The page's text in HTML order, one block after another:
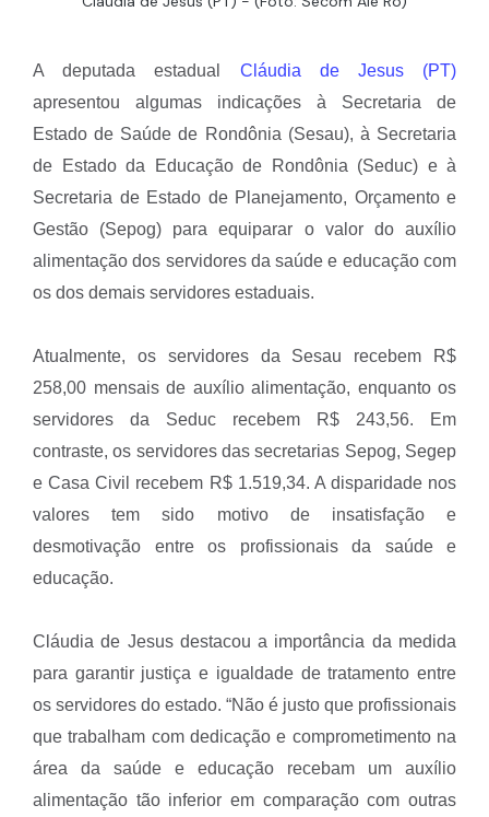
A deputada estadual Cláudia de Jesus (PT)
apresentou algumas indicações à Secretaria de
Estado de Saúde de Rondônia (Sesau), à Secretaria
de Estado da Educação de Rondônia (Seduc) e à
Secretaria de Estado de Planejamento, Orçamento e
Gestão (Sepog) para equiparar o valor do auxílio
alimentação dos servidores da saúde e educação com
os dos demais servidores estaduais.
Atualmente, os servidores da Sesau recebem R$
258,00 mensais de auxílio alimentação, enquanto os
servidores da Seduc recebem R$ 243,56. Em
contraste, os servidores das secretarias Sepog, Segep
e Casa Civil recebem R$ 1.519,34. A disparidade nos
valores tem sido motivo de insatisfação e
desmotivação entre os profissionais da saúde e
educação.
Cláudia de Jesus destacou a importância da medida
para garantir justiça e igualdade de tratamento entre
os servidores do estado. “Não é justo que profissionais
que trabalham com dedicação e comprometimento na
área da saúde e educação recebam um auxílio
alimentação tão inferior em comparação com outras